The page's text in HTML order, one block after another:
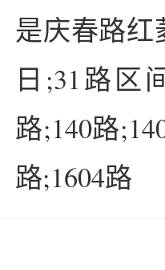
是庆春路红
日;31路区
路;140路
路;1604路